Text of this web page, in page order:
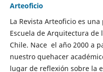
Arteoficio
La Revista Arteoficio es
Escuela de Arquitectura de
Chile. Nace el año 2000 a
nuestro quehacer
lugar de reflexión sobre la